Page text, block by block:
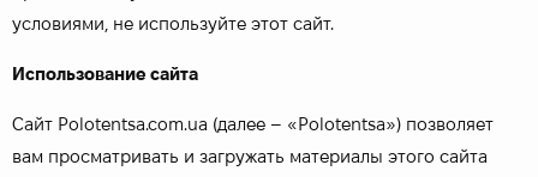
условиями, не используйте этот сайт.
Использование сайта
Сайт Polotentsa.com.ua (далее – «Polotentsa») позволяет
вам просматривать и загружать материалы этого сайта